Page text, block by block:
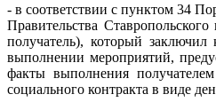
- в соответствии с пунктом 34
Правительства
получатель), который
выполнении мероприятий,
факты выполнения
социального контракта в виде